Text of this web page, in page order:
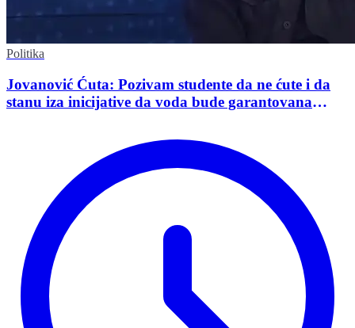
Politika
Jovanović Ćuta: Pozivam studente da ne ćute i da
stanu iza inicijative da voda bude garantovana